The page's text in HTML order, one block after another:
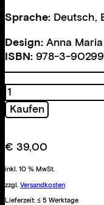
Sprache: Deutsch,
Design: Anna
ISBN: 978-3-
ÖsterreichBilder
Menge
Kaufen
€ 39,00
inkl. 10 % MwSt.
zzgl. Versandkosten
Lieferzeit: ≤ 5 Werktage